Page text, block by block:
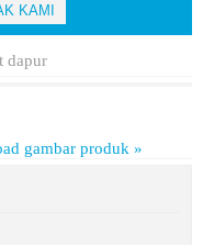
KAMI
dapur
gambar produk »